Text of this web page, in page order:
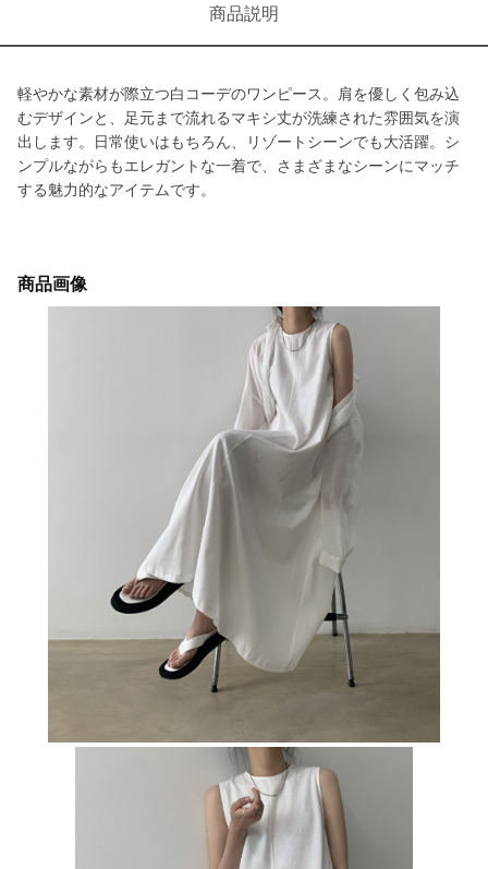
商品説明
軽やかな素材が際立つ白コーデのワンピース。肩を優しく包み込
むデザインと、足元まで流れるマキシ丈が洗練された雰囲気を演
出します。日常使いはもちろん、リゾートシーンでも大活躍。シ
ンプルながらもエレガントな一着で、さまざまなシーンにマッチ
する魅力的なアイテムです。
商品画像